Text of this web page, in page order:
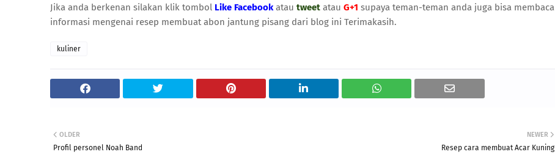
Jika anda berkenan silakan klik tombol Like Facebookatau tweet atau G+1 supaya teman-teman anda juga bisa membaca
informasi mengenai resep membuat abon jantung pisang dari blog ini Terimakasih.
kuliner
NEWER
Resep cara membuat Acar Kuning
OLDER
Profil personel Noah Band